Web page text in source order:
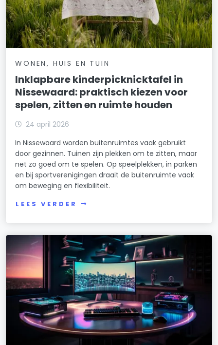
WONEN, HUIS EN TUIN
Inklapbare kinderpicknicktafel in
Nissewaard: praktisch kiezen voor
spelen, zitten en ruimte houden
24 april 2026
In Nissewaard worden buitenruimtes vaak gebruikt
door gezinnen. Tuinen zijn plekken om te zitten, maar
net zo goed om te spelen. Op speelplekken, in parken
en bij sportverenigingen draait de buitenruimte vaak
om beweging en flexibiliteit.
LEES VERDER